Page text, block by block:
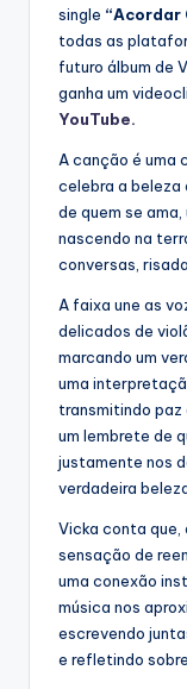
single “Acordar
todas as
futuro álbum de
ganha um
YouTube.
A canção é uma
celebra a beleza
de quem se
nascendo na
conversas,
A faixa une as
delicados de
marcando um
uma
transmitindo paz
um lembrete de
justamente nos
verdadeira
Vicka conta que,
sensação de
uma conexão
música nos
escrevendo
e refletindo